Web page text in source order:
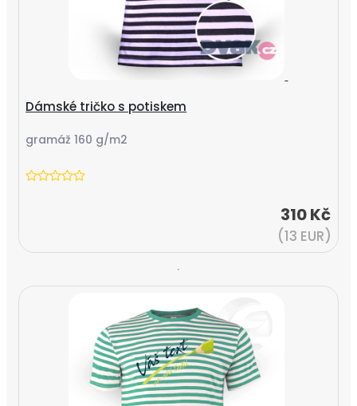
Dámské tričko s potiskem
gramáž 160 g/m2
310 Kč
(13 EUR)